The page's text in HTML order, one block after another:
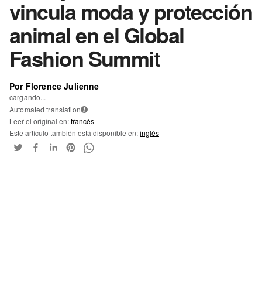
vincula moda y protección
animal en el Global
Fashion Summit
Por Florence Julienne
cargando...
Automated translation i
Leer el original en:francés
Este artículo también está disponible en:inglés